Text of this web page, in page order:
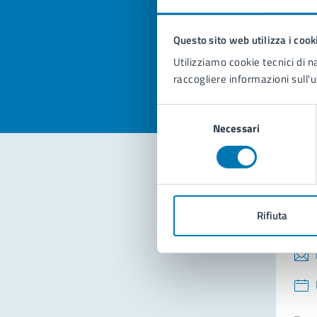
Questo sito web utilizza i
Utilizziamo cookie tecnici di
raccogliere informazioni
del
Necessari
Rifiuta
Valuta la